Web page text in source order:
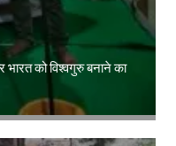
भारत को विश्वगुरु बनाने का